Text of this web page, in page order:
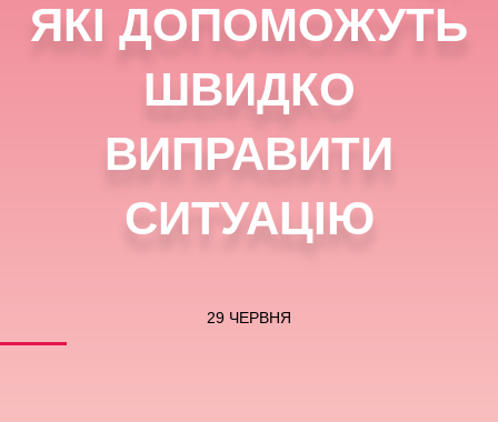
ЯКІ ДОПОМОЖУТЬ
ШВИДКО
ВИПРАВИТИ
СИТУАЦІЮ
29 ЧЕРВНЯ